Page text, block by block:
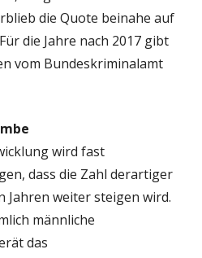
die Quote beinahe auf
die Jahre nach 2017 gibt
vom Bundeskriminalamt
wird fast
dass die Zahl derartiger
Jahren weiter steigen wird.
männliche
das